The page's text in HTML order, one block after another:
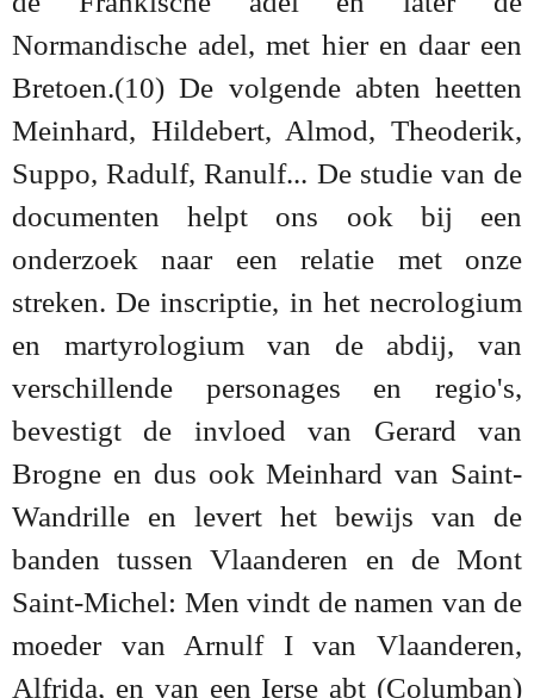
Normandische adel, met hier en daar een
Bretoen.(10) De volgende abten heetten
Meinhard, Hildebert, Almod, Theoderik,
Suppo, Radulf, Ranulf... De studie van de
documenten helpt ons ook bij een
onderzoek naar een relatie met onze
streken. De inscriptie, in het necrologium
en martyrologium van de abdij, van
verschillende personages en regio's,
bevestigt de invloed van Gerard van
Brogne en dus ook Meinhard van Saint-
Wandrille en levert het bewijs van de
banden tussen Vlaanderen en de Mont
Saint-Michel: Men vindt de namen van de
moeder van Arnulf I van Vlaanderen,
Alfrida, en van een Ierse abt (Columban)